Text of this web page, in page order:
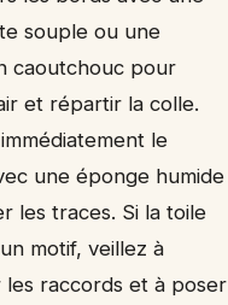
souple ou une
caoutchouc pour
et répartir la colle.
le
une éponge humide
les traces. Si la toile
motif, veillez à
raccords et à poser